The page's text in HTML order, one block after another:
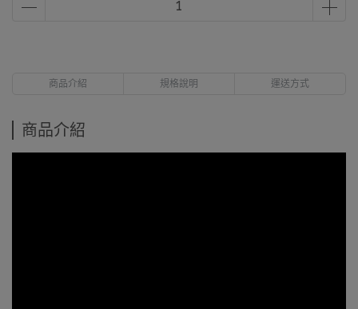
商品介紹 規格說明 運送方式
商品介紹